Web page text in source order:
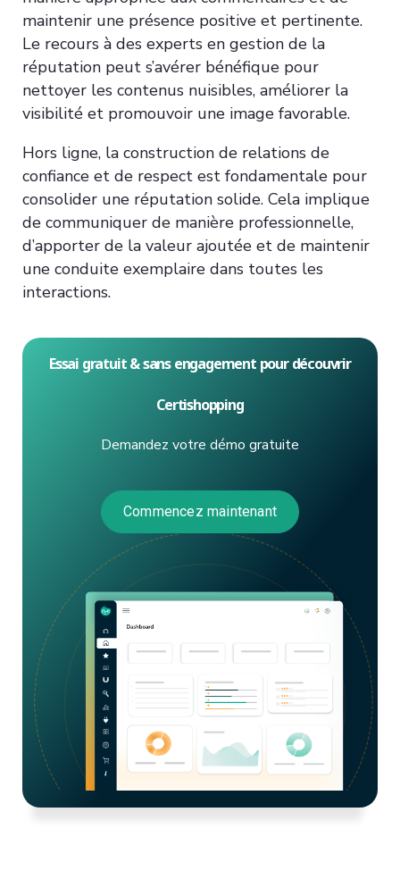
maintenir une présence positive et pertinente.
Le recours à des experts en gestion de la
réputation peut s’avérer bénéfique pour
nettoyer les contenus nuisibles, améliorer la
visibilité et promouvoir une image favorable.
Hors ligne, la construction de relations de
confiance et de respect est fondamentale pour
consolider une réputation solide. Cela implique
de communiquer de manière professionnelle,
d’apporter de la valeur ajoutée et de maintenir
une conduite exemplaire dans toutes les
interactions.
Essai gratuit & sans engagement pour découvrir
Certishopping
Demandez votre démo gratuite
Commencez maintenant